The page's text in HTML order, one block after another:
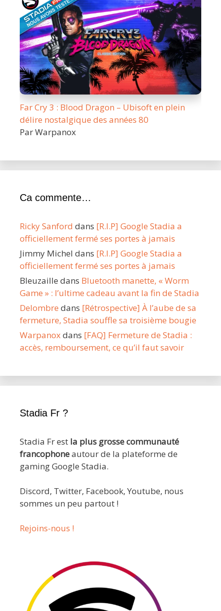
Far Cry 3 : Blood Dragon – Ubisoft en plein
délire nostalgique des années 80
Par Warpanox
Ca commente…
Ricky Sanford dans [R.I.P] Google Stadia a
officiellement fermé ses portes à jamais
Jimmy Michel dans [R.I.P] Google Stadia a
officiellement fermé ses portes à jamais
Bleuzaille dans Bluetooth manette, « Worm
Game » : l’ultime cadeau avant la fin de Stadia
Delombre dans [Rétrospective] À l’aube de sa
fermeture, Stadia souffle sa troisième bougie
Warpanoxdans [FAQ] Fermeture de Stadia :
accès, remboursement, ce qu’il faut savoir
Stadia Fr ?
Stadia Fr est la plus grosse communauté
francophoneautour de la plateforme de
gaming Google Stadia.
Discord, Twitter, Facebook, Youtube, nous
sommes un peu partout !
Rejoins-nous !